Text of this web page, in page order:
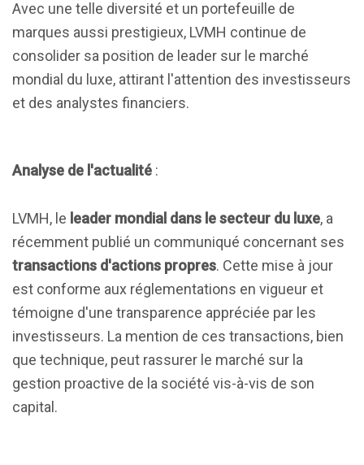
Avec une telle diversité et un portefeuille de
marques aussi prestigieux, LVMH continue de
consolider sa position de leader sur le marché
mondial du luxe, attirant l'attention des investisseurs
et des analystes financiers.
Analyse de l'actualité :
LVMH, le leader mondial dans le secteur du luxe, a
récemment publié un communiqué concernant ses
transactions d'actions propres. Cette mise à jour
est conforme aux réglementations en vigueur et
témoigne d'une transparence appréciée par les
investisseurs. La mention de ces transactions, bien
que technique, peut rassurer le marché sur la
gestion proactive de la société vis-à-vis de son
capital.